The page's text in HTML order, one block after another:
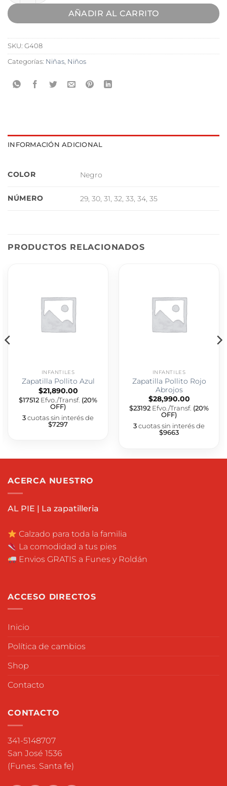
AÑADIR AL CARRITO
SKU: G408
Categorías: Niñas Niños
INFORMACIÓN ADICIONAL
COLOR Negro
NÚMERO 29, 30, 31, 32, 33, 34, 35
PRODUCTOS RELACIONADOS
INFANTILES
Zapatilla Pollito Azul
$21,890.00
$17512 Efvo./Transf. (20%
OFF)
3cuotas sin interés de
$7297
INFANTILES
Zapatilla Pollito Rojo
Abrojos
$28,990.00
$23192 Efvo./Transf. (20%
OFF)
3cuotas sin interés de
$9663
ACERCA NUESTRO
AL PIE | La zapatilleria
Calzado para toda la familia
La comodidad a tus pies
Envios GRATIS a Funes y Roldán
ACCESO DIRECTOS
Inicio
Política de cambios
Shop
Contacto
CONTACTO
341-5148707
San José 1536
(Funes. Santa fe)